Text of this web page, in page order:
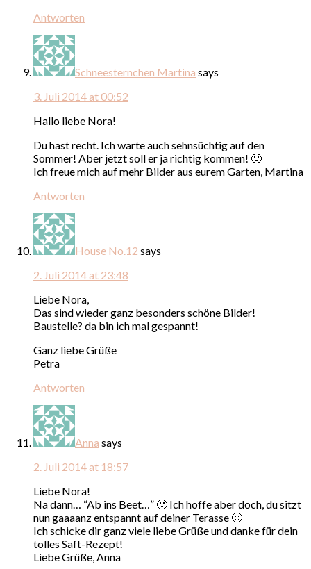
Antworten
Schneesternchen Martina says
3. Juli 2014 at 00:52
Hallo liebe Nora!
Du hast recht. Ich warte auch sehnsüchtig auf den
Sommer! Aber jetzt soll er ja richtig kommen! 🙂
Ich freue mich auf mehr Bilder aus eurem Garten, Martina
Antworten
House No.12 says
2. Juli 2014 at 23:48
Liebe Nora,
Das sind wieder ganz besonders schöne Bilder!
Baustelle? da bin ich mal gespannt!
Ganz liebe Grüße
Petra
Antworten
Anna says
2. Juli 2014 at 18:57
Liebe Nora!
Na dann… “Ab ins Beet…” 🙂 Ich hoffe aber doch, du sitzt
nun gaaaanz entspannt auf deiner Terasse 🙂
Ich schicke dir ganz viele liebe Grüße und danke für dein
tolles Saft-Rezept!
Liebe Grüße, Anna